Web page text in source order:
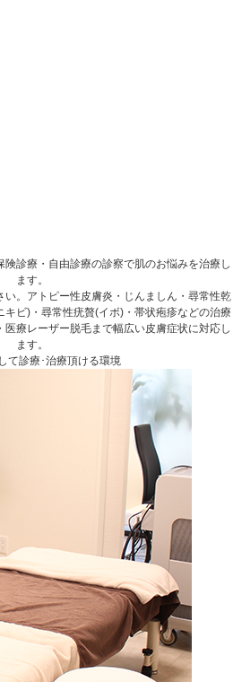
診療・自由診療の診察で肌のお悩みを治療し
ます。
。アトピー性皮膚炎・じんましん・尋常性乾
ビ)・尋常性疣贅(イボ)・帯状疱疹などの治療
療レーザー脱毛まで幅広い皮膚症状に対応し
ます。
て診療･治療頂ける環境